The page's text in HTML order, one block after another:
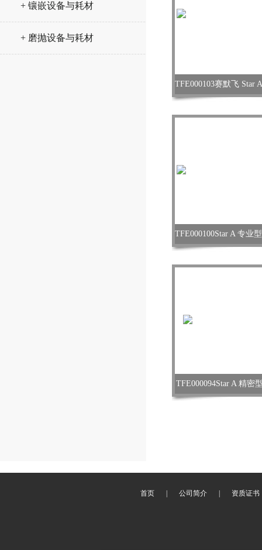
+ 镶嵌设备与耗材
+ 磨抛设备与耗材
TFE000094Star A 精密
首页 公司简介 资质证书